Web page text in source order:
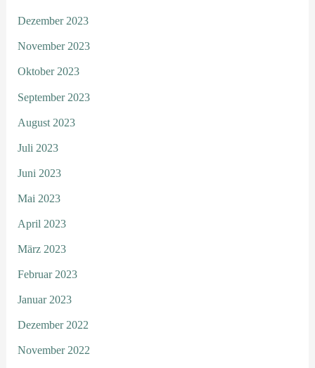
Dezember 2023
November 2023
Oktober 2023
September 2023
August 2023
Juli 2023
Juni 2023
Mai 2023
April 2023
März 2023
Februar 2023
Januar 2023
Dezember 2022
November 2022